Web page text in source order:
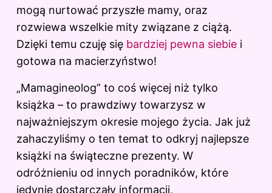
mogą nurtować przyszłe mamy, oraz
rozwiewa wszelkie mity związane z ciążą.
Dzięki temu czuję się bardziej pewna siebie i
gotowa na macierzyństwo!
„Mamagineolog” to coś więcej niż tylko
książka – to prawdziwy towarzysz w
najważniejszym okresie mojego życia. Jak już
zahaczyliśmy o ten temat to odkryj najlepsze
książki na świąteczne prezenty. W
odróżnieniu od innych poradników, które
jedynie dostarczały informacji,